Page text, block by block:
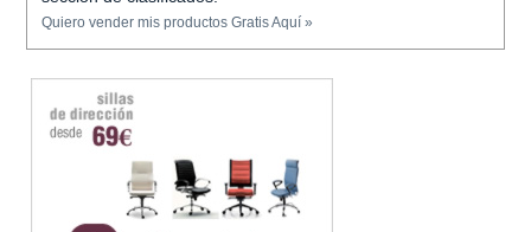
Quiero vender mis productos Gratis Aquí »